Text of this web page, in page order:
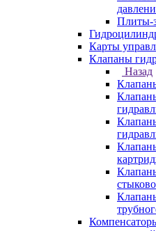
Плиты-
Карты
Клапаны
Назад